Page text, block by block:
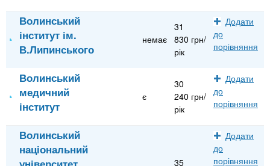
Волинський
інститут ім.
В.Липинського
немає
31
830 грн/
рік
Додати
до
порівняння
Волинський
медичний
інститут
є
30
240 грн/
рік
Додати
до
порівняння
Волинський
національний
35
Додати
до
порівняння